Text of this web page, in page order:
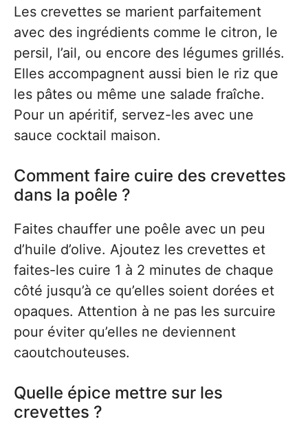
Les crevettes se marient parfaitement
avec des ingrédients comme le citron, le
persil, l’ail, ou encore des légumes grillés.
Elles accompagnent aussi bien le riz que
les pâtes ou même une salade fraîche.
Pour un apéritif, servez-les avec une
sauce cocktail maison.
Comment faire cuire des crevettes
dans la poêle ?
Faites chauffer une poêle avec un peu
d’huile d’olive. Ajoutez les crevettes et
faites-les cuire 1 à 2 minutes de chaque
côté jusqu’à ce qu’elles soient dorées et
opaques. Attention à ne pas les surcuire
pour éviter qu’elles ne deviennent
caoutchouteuses.
Quelle épice mettre sur les
crevettes ?